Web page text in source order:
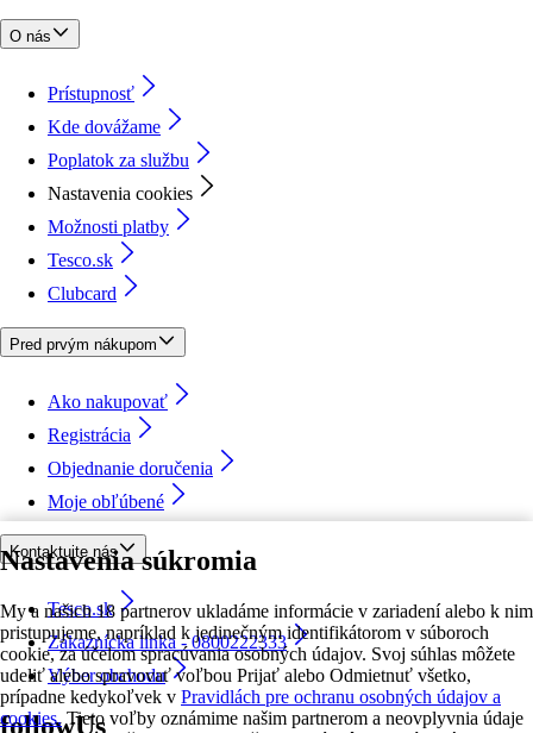
Nastavenia súkromia
My a našich 18 partnerov ukladáme informácie v zariadení alebo k nim
pristupujeme, napríklad k jedinečným identifikátorom v súboroch
cookie, za účelom spracúvania osobných údajov. Svoj súhlas môžete
udeliť alebo spravovať voľbou Prijať alebo Odmietnuť všetko,
prípadne kedykoľvek v Pravidlách pre ochranu osobných údajov a
cookies. Tieto voľby oznámime našim partnerom a neovplyvnia údaje
O nás
Prístupnosť
Kde dovážame
Poplatok za službu
Nastavenia cookies
Možnosti platby
Tesco.sk
Clubcard
Pred prvým nákupom
Ako nakupovať
Registrácia
Objednanie doručenia
Moje obľúbené
Kontaktujte nás
Tesco.sk
Zákaznícka linka - 0800222333
Výber obchodu
followUs